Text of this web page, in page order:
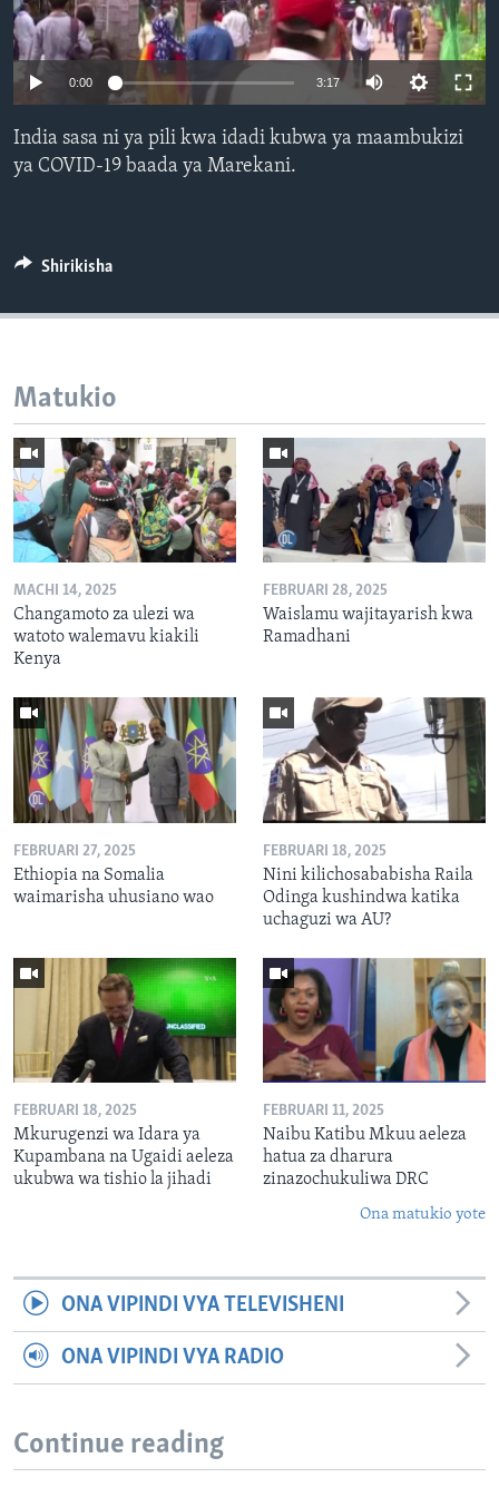
0:00 3:17
India sasa ni ya pili kwa idadi kubwa ya maambukizi
ya COVID-19 baada ya Marekani.
Shirikisha
Matukio
MACHI 14, 2025
Changamoto za ulezi wa
watoto walemavu kiakili
Kenya
FEBRUARI 28, 2025
Waislamu wajitayarish kwa
Ramadhani
FEBRUARI 27, 2025
Ethiopia na Somalia
waimarisha uhusiano wao
FEBRUARI 18, 2025
Nini kilichosababisha Raila
Odinga kushindwa katika
uchaguzi wa AU?
FEBRUARI 18, 2025
Mkurugenzi wa Idara ya
Kupambana na Ugaidi aeleza
ukubwa wa tishio la jihadi
FEBRUARI 11, 2025
Naibu Katibu Mkuu aeleza
hatua za dharura
zinazochukuliwa DRC
Ona matukio yote
ONA VIPINDI VYA TELEVISHENI
ONA VIPINDI VYA RADIO
Continue reading